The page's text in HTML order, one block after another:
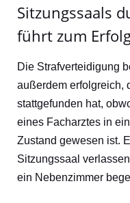
Sitzungssaals
führt zum
Die Strafverteidigung
außerdem erfolgreich,
stattgefunden hat,
eines Facharztes in
Zustand gewesen ist.
Sitzungssaal
ein Nebenzimmer